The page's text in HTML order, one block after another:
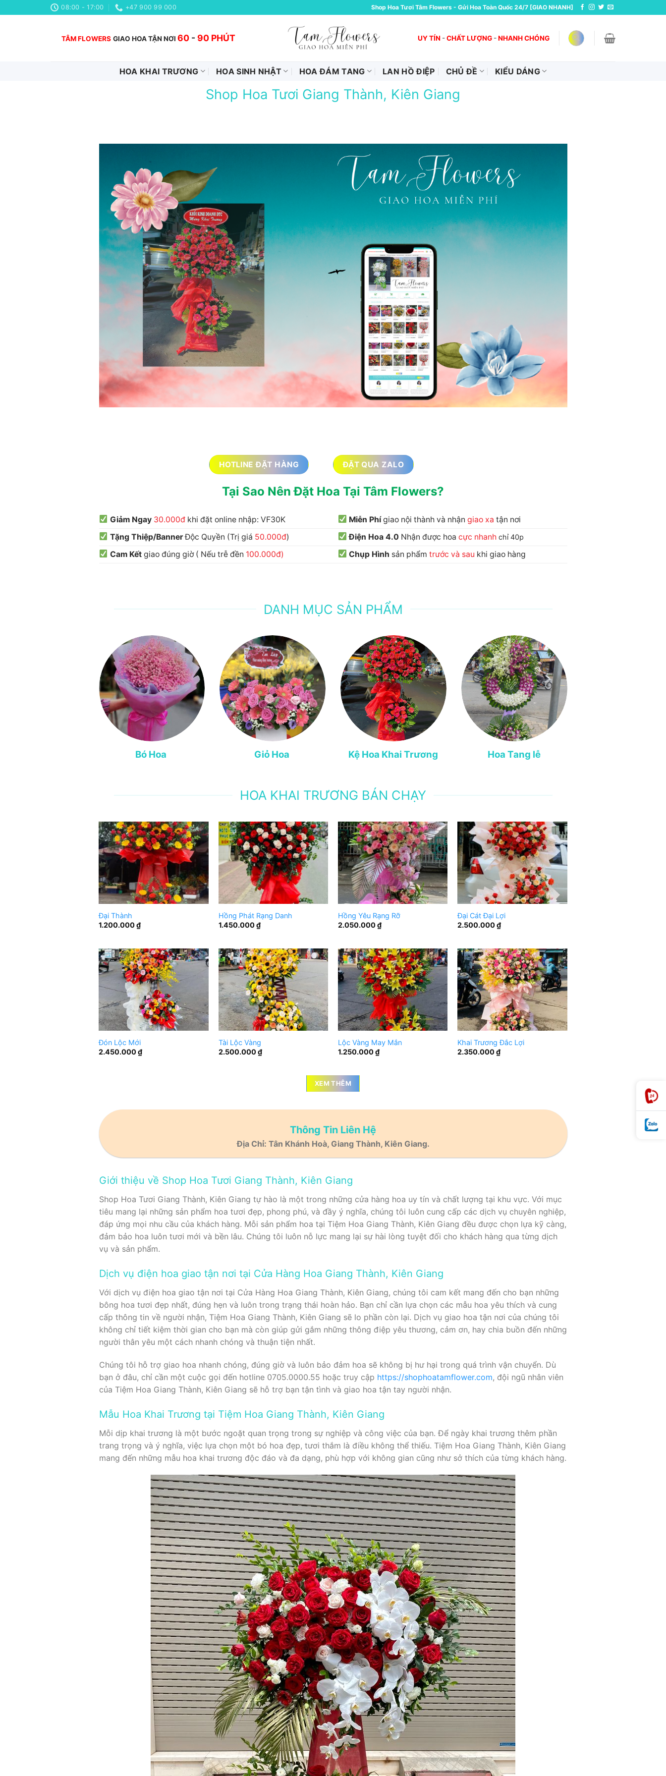
đến
08:00 - 17:00 +47 900 99 000 Shop Hoa Tươi Tâm Flowers - Gửi Hoa Toàn Quốc 24/7 [GIAO NHANH]
TÂM FLOWERS GIAO HOA TẬN NƠI 60 - 90 PHÚT UY TÍN -CHẤT LƯỢNG -NHANH CHÓNG
HOA KHAI TRƯƠNG HOA SINH NHẬT HOA ĐÁM TANG LAN HỒ ĐIỆP CHỦ ĐỀ KIỂU DÁNG
Shop Hoa Tươi Giang Thành, Kiên Giang
HOTLINE ĐẶT HÀNG ĐẶT QUA ZALO
Tại Sao Nên Đặt Hoa Tại Tâm Flowers?
Giảm Ngay 30.000đkhi đặt online nhập: VF30K Miễn Phígiao nội thành và nhận giao xa tận nơi
Tặng Thiệp/BannerĐộc Quyền (Trị giá 50.000đ) Điện Hoa 4.0 Nhận được hoa cực nhanh chỉ 40p
Cam Kếtgiao đúng giờ ( Nếu trễ đền 100.000đ) Chụp Hình sản phẩm trước và sau khi giao hàng
DANH MỤC SẢN PHẨM
Bó Hoa Giỏ Hoa Kệ Hoa Khai Trương Hoa Tang lễ
HOA KHAI TRƯƠNG BÁN CHẠY
Đại Thành
1.200.000₫
Hồng Phát Rạng Danh
1.450.000₫
Hồng Yêu Rạng Rỡ
2.050.000₫
Đại Cát Đại Lợi
2.500.000₫
Đón Lộc Mới
2.450.000₫
Tài Lộc Vàng
2.500.000₫
Lộc Vàng May Mắn
1.250.000₫
Khai Trương Đắc Lợi
2.350.000₫
XEM THÊM
Thông Tin Liên Hệ
Địa Chỉ: Tân Khánh Hoà, Giang Thành, Kiên Giang.
Giới thiệu về Shop Hoa Tươi Giang Thành, Kiên Giang
Shop Hoa Tươi Giang Thành, Kiên Giang tự hào là một trong những cửa hàng hoa uy tín và chất lượng tại khu vực. Với mục
tiêu mang lại những sản phẩm hoa tươi đẹp, phong phú, và đầy ý nghĩa, chúng tôi luôn cung cấp các dịch vụ chuyên nghiệp,
đáp ứng mọi nhu cầu của khách hàng. Mỗi sản phẩm hoa tại Tiệm Hoa Giang Thành, Kiên Giang đều được chọn lựa kỹ càng,
đảm bảo hoa luôn tươi mới và bền lâu. Chúng tôi luôn nỗ lực mang lại sự hài lòng tuyệt đối cho khách hàng qua từng dịch
vụ và sản phẩm.
Dịch vụ điện hoa giao tận nơi tại Cửa Hàng Hoa Giang Thành, Kiên Giang
Với dịch vụ điện hoa giao tận nơi tại Cửa Hàng Hoa Giang Thành, Kiên Giang, chúng tôi cam kết mang đến cho bạn những
bông hoa tươi đẹp nhất, đúng hẹn và luôn trong trạng thái hoàn hảo. Bạn chỉ cần lựa chọn các mẫu hoa yêu thích và cung
cấp thông tin về người nhận, Tiệm Hoa Giang Thành, Kiên Giang sẽ lo phần còn lại. Dịch vụ giao hoa tận nơi của chúng tôi
không chỉ tiết kiệm thời gian cho bạn mà còn giúp gửi gắm những thông điệp yêu thương, cảm ơn, hay chia buồn đến những
người thân yêu một cách nhanh chóng và thuận tiện nhất.
Chúng tôi hỗ trợ giao hoa nhanh chóng, đúng giờ và luôn bảo đảm hoa sẽ không bị hư hại trong quá trình vận chuyển. Dù
bạn ở đâu, chỉ cần một cuộc gọi đến hotline 0705.0000.55 hoặc truy cập https://shophoatamflower.com, đội ngũ nhân viên
của Tiệm Hoa Giang Thành, Kiên Giang sẽ hỗ trợ bạn tận tình và giao hoa tận tay người nhận.
Mẫu Hoa Khai Trương tại Tiệm Hoa Giang Thành, Kiên Giang
Mỗi dịp khai trương là một bước ngoặt quan trọng trong sự nghiệp và công việc của bạn. Để ngày khai trương thêm phần
trang trọng và ý nghĩa, việc lựa chọn một bó hoa đẹp, tươi thắm là điều không thể thiếu. Tiệm Hoa Giang Thành, Kiên Giang
mang đến những mẫu hoa khai trương độc đáo và đa dạng, phù hợp với không gian cũng như sở thích của từng khách hàng.